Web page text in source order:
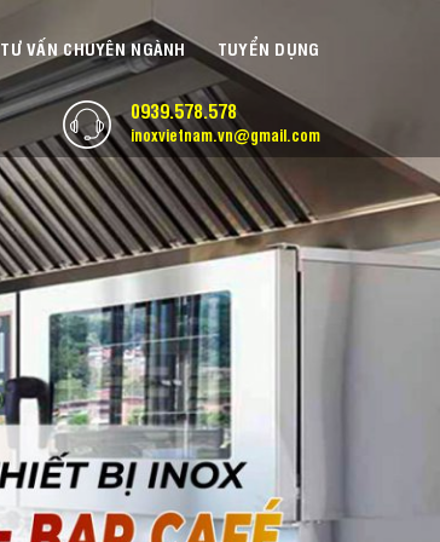
0939.578.578
inoxvietnam.vn@gmail.com
TƯ VẤN CHUYÊN NGÀNH TUYỂN DỤNG